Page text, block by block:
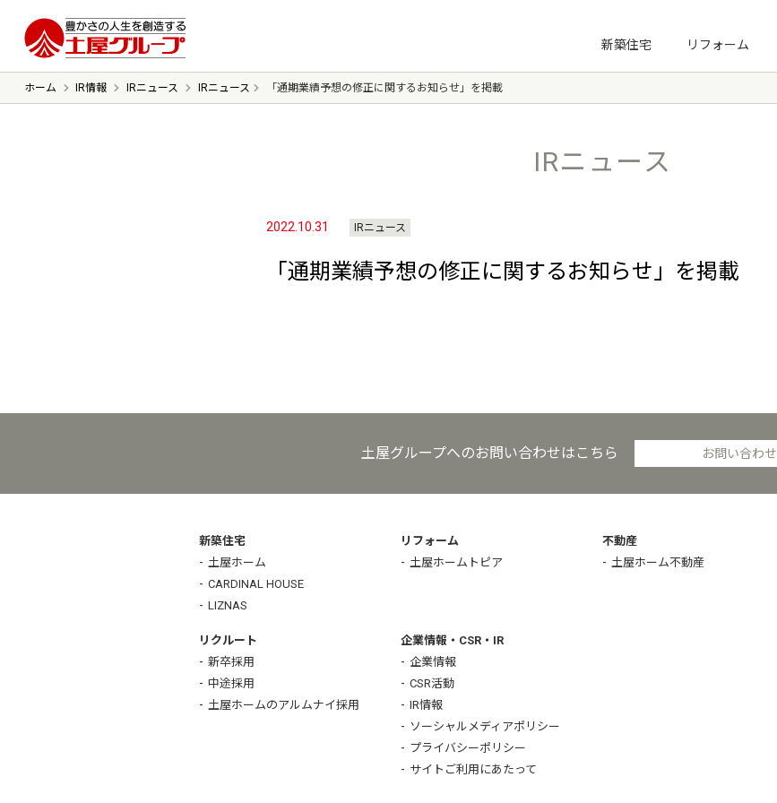
新築住宅
リフォーム
ノーマライゼーション住宅財団
ホーム IR情報 IRニュース IRニュース 「通期業績予想の修正に関するお知らせ」を掲載
IRニュース
2022.10.31 IRニュース
「通期業績予想の修正に関するお知らせ」を掲載
土屋グループへのお問い合わせはこちら お問い合わせ
新築住宅
土屋ホーム
CARDINAL HOUSE
LIZNAS
リフォーム
土屋ホームトピア
不動産
土屋ホーム不動産
リクルート
新卒採用
中途採用
土屋ホームのアルムナイ採用
企業情報・CSR・IR
企業情報
CSR活動
IR情報
ソーシャルメディアポリシー
プライバシーポリシー
サイトご利用にあたって